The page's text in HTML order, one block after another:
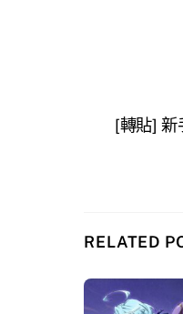
[轉貼]
RELATED